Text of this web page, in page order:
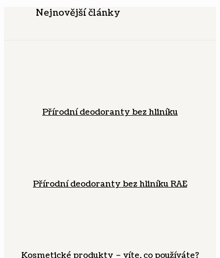
Nejnovější články
Přírodní deodoranty bez hliníku
Přírodní deodoranty bez hliníku RAE
Kosmetické produkty – víte, co používáte?